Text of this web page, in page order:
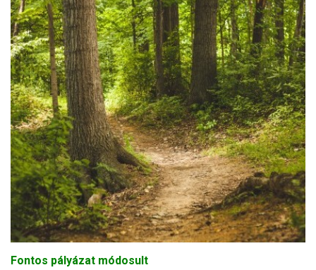
Fontos pályázat módosult